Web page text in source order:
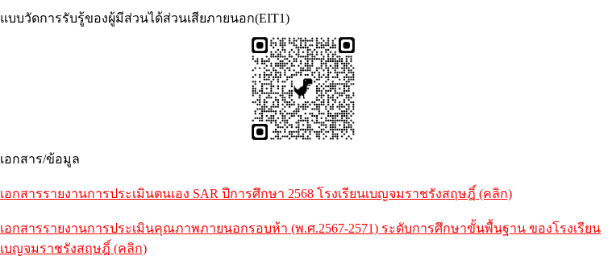
แบบวัดการรับรู้ของผู้มีส่วนได้ส่วนเสียภายนอก(EIT1)
เอกสาร/ข้อมูล
เอกสารรายงานการประเมินตนเอง SAR ปีการศึกษา 2568 โรงเรียนเบญจมราชรังสฤษฎิ์ (คลิก)
เอกสารรายงานการประเมินคุณภาพภายนอกรอบห้า (พ.ศ.2567-2571) ระดับการศึกษาขั้นพื้นฐาน ของโรงเรียน
เบญจมราชรังสฤษฎิ์ (คลิก)